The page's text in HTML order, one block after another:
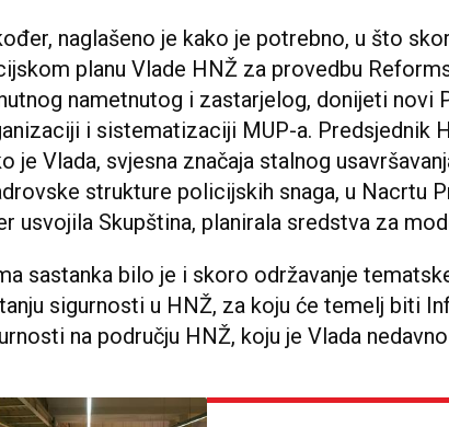
naglašeno je kako je potrebno, u što
planu Vlade HNŽ za provedbu
nametnutog i zastarjelog, donijeti novi
i sistematizaciji MUP-a. Predsjednik
je Vlada, svjesna značaja stalnog
strukture policijskih snaga, u Nacrtu
usvojila Skupština, planirala sredstva za
sastanka bilo je i skoro održavanje
sigurnosti u HNŽ, za koju će temelj biti
na području HNŽ, koju je Vlada